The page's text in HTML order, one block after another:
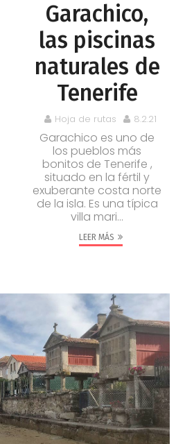
Garachico,
las piscinas
naturales de
Tenerife
Hoja de rutas 8.2.21
Garachico es uno de
los pueblos más
bonitos de Tenerife ,
situado en la fértil y
exuberante costa norte
de la isla. Es una típica
villa mari...
LEER MÁS